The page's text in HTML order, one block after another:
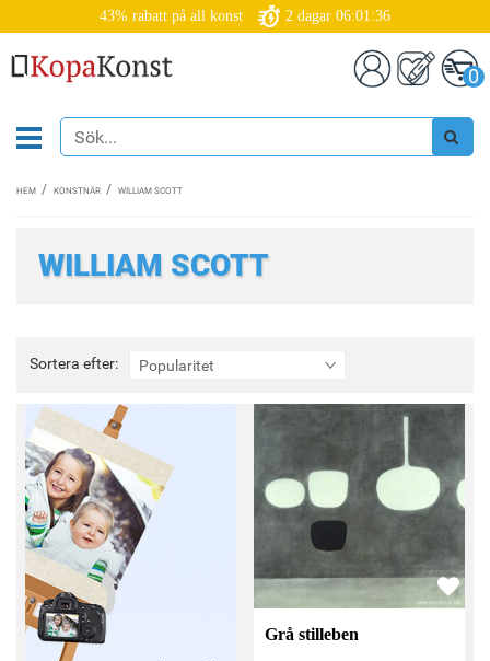
43% rabatt på all konst 2 dagar 06:01:34
0
HEM KONSTNÄR WILLIAM SCOTT
WILLIAM SCOTT
Sortera efter: Popularitet
Sortera
efter:
Grå stilleben